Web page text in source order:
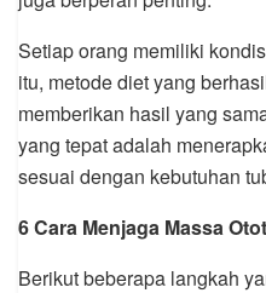
Setiap orang memiliki
itu, metode diet yang
memberikan hasil yang
yang tepat adalah
sesuai dengan kebutuhan
6 Cara Menjaga Massa
Berikut beberapa langkah